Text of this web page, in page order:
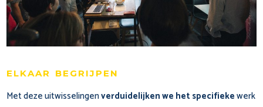
elkaar begrijpen
Met deze uitwisselingenverduidelijken we het specifiekewerk